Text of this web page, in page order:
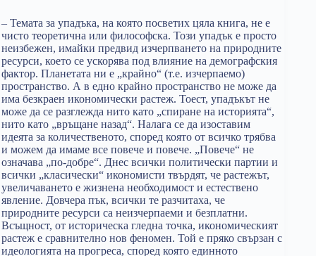
– Темата за упадъка, на която посветих цяла книга, не е
чисто теоретична или философска. Този упадък е просто
неизбежен, имайки предвид изчерпването на природните
ресурси, което се ускорява под влияние на демографския
фактор. Планетата ни е „крайно“ (т.е. изчерпаемо)
пространство. А в едно крайно пространство не може да
има безкраен икономически растеж. Тоест, упадъкът не
може да се разглежда нито като „спиране на историята“,
нито като „връщане назад“. Налага се да изоставим
идеята за количественото, според която от всичко трябва
и можем да имаме все повече и повече. „Повече“ не
означава „по-добре“. Днес всички политически партии и
всички „класически“ икономисти твърдят, че растежът,
увеличаването е жизнена необходимост и естествено
явление. Довчера пък, всички те разчитаха, че
природните ресурси са неизчерпаеми и безплатни.
Всъщност, от историческа гледна точка, икономическият
растеж е сравнително нов феномен. Той е пряко свързан с
идеологията на прогреса, според която единното